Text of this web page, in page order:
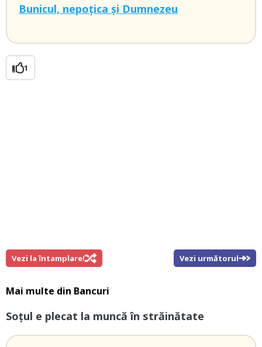
Bunicul, nepoțica și Dumnezeu
1
Vezi la întamplare! Vezi următorul
Mai multe din Bancuri
Soțul e plecat la muncă în străinătate